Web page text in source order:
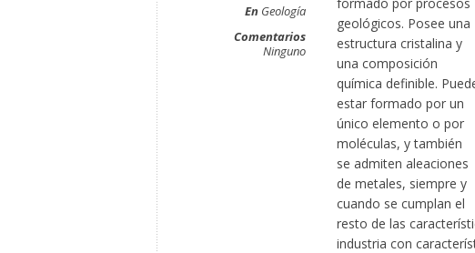
En Geología
Comentarios
Ninguno
geológicos. Posee una
estructura cristalina y
una composición
química definible.
estar formado por un
único elemento o por
moléculas, y también
se admiten aleaciones
de metales, siempre y
cuando se cumplan el
resto de las
industria con